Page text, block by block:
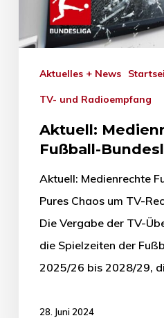
Aktuelles + News
TV- und Radioempfang
Aktuell:
Fußball-
Aktuell: Medienrechte
Pures Chaos um TV-
Die Vergabe der TV-
die Spielzeiten der
2025/26 bis 2028/29,
28. Juni 2024